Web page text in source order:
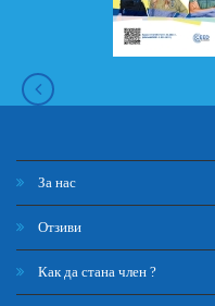
За нас
Отзиви
Как да стана член ?